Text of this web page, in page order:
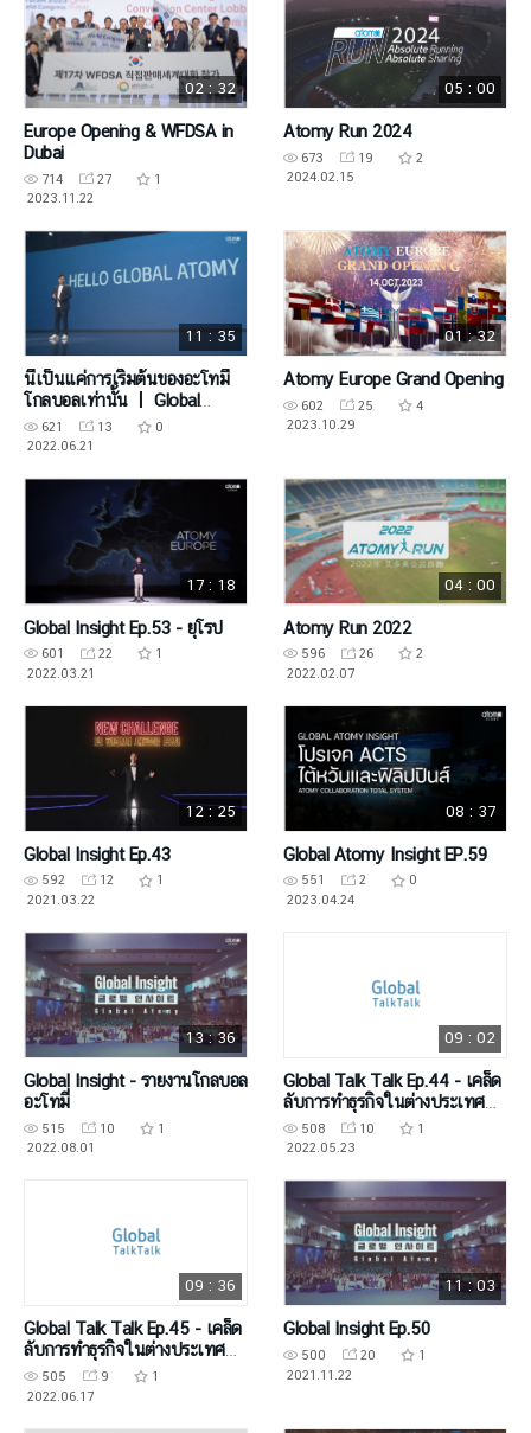
02 : 32
Europe Opening & WFDSA in
Dubai
714 27
1
2023.11.22
05 : 00
Atomy Run 2024
673 19
2
2024.02.15
11 : 35
นี่เป็นแค่การเริ่มต้นของอะโทมี่
โกลบอลเท่านั้น ㅣ Global
Insight - Alex Lee
621 13
0
2022.06.21
01 : 32
Atomy Europe Grand Opening
602 25
4
2023.10.29
17 : 18
Global Insight Ep.53 - ยุโรป
601 22
1
2022.03.21
04 : 00
Atomy Run 2022
596 26
2
2022.02.07
12 : 25
Global Insight Ep.43
592 12
1
2021.03.22
08 : 37
Global Atomy Insight EP.59
551 2
0
2023.04.24
13 : 36
Global Insight - รายงานโกลบอล
อะโทมี่
515 10
1
2022.08.01
09 : 02
Global Talk Talk Ep.44 - เคล็ด
ลับการทำธุรกิจในต่างประเทศ
(1)508 10
1
2022.05.23
09 : 36
Global Talk Talk Ep.45 - เคล็ด
ลับการทำธุรกิจในต่างประเทศ
(2)505 9
1
2022.06.17
11 : 03
Global Insight Ep.50
500 20
1
2021.11.22